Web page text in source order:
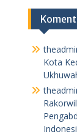
Kota